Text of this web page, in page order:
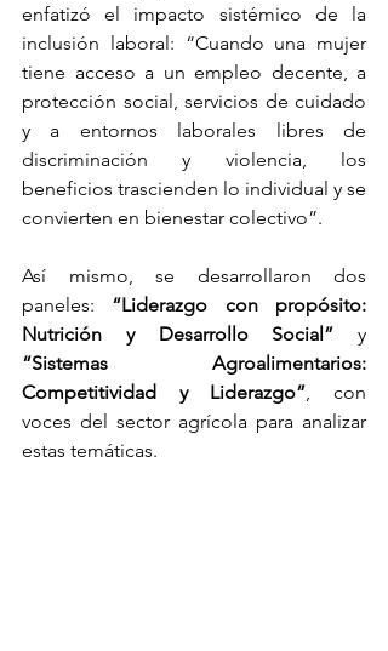
enfatizó el impacto sistémico de la
inclusión laboral: “Cuando una mujer
tiene acceso a un empleo decente, a
protección social, servicios de cuidado
y a entornos laborales libres de
discriminación y violencia, los
beneficios trascienden lo individual y se
convierten en bienestar colectivo”.
Así mismo, se desarrollaron dos
paneles: “Liderazgo con propósito:
Nutrición y Desarrollo Social”
“Sistemas Agroalimentarios:
Competitividad y Liderazgo” , con
voces del sector agrícola para analizar
estas temáticas.